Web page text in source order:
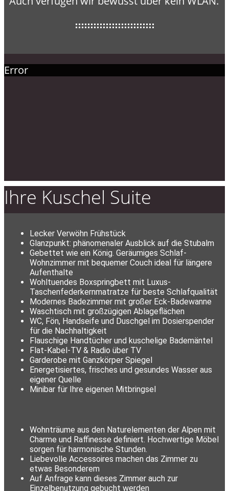
Error
Ihre Kuschel Suite
Lecker Verwöhn Frühstück
Glanzpunkt: phänomenaler Ausblick auf die Stubalm
Gebettet wie ein König. Geräumiges Schlaf-
Wohnzimmer mit bequemer Couch ideal für längere
Aufenthalte
Wohltuendes Boxspringbett mit Luxus-
Taschenfederkernmatratze für beste Schlafqualität
Modernes Badezimmer mit großer Eck-Badewanne
Waschtisch mit großzügigen Ablageflächen
WC, Fön, Handseife und Duschgel im Dosierspender
für die Nachhaltigkeit
Flauschige Handtücher und kuschelige Bademäntel
Flat-Kabel-TV & Radio über TV
Garderobe mit Ganzkörper Spiegel
Energetisiertes, frisches und gesundes Wasser aus
eigener Quelle
Minibar für Ihre eigenen Mitbringsel
Wohnträume aus den Naturelementen der Alpen mit
Charme und Raffinesse definiert. Hochwertige Möbel
sorgen für harmonische Stunden.
Liebevolle Accessoires machen das Zimmer zu
etwas Besonderem
Auf Anfrage kann dieses Zimmer auch zur
Einzelbenutzung gebucht werden